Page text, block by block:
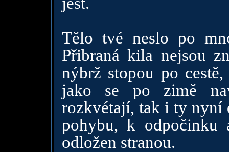
Tělo tvé neslo po
Přibraná kila nejsou
nýbrž stopou po
jako se po zimě
rozkvétají, tak i ty nyní
pohybu, k
odložen stranou.